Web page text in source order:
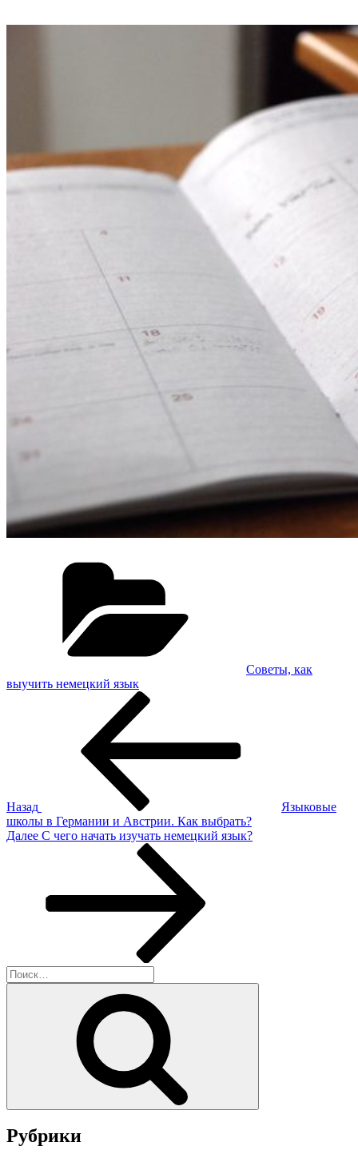
Советы, как
выучить немецкий язык
Назад
Языковые
школы в Германии и Австрии. Как выбрать?
Следующая
Далее С чего начать изучать немецкий язык?
Искать:
Рубрики